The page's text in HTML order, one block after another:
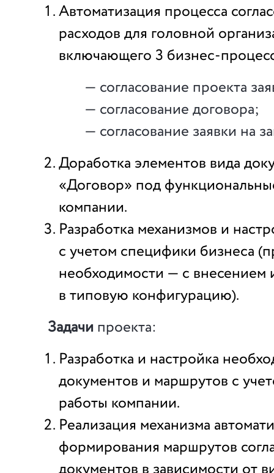
Автоматизация процесса
расходов для головной
включающего 3 бизнес-
— согласование проекта
— согласование договора;
— согласование заявки на
Доработка элементов вида
«Договор» под
компании.
Разработка механизмов и
с учетом специфики бизнеса
необходимости — с внесением
в типовую конфигурацию).
Задачи проекта:
Разработка и настройка
документов и маршрутов с
работы компании.
Реализация механизма
формирования маршрутов